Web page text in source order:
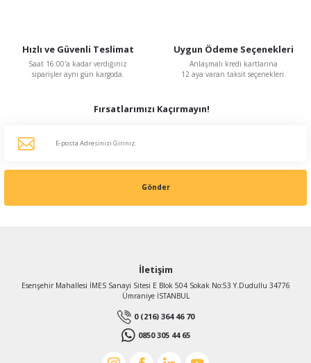
Hızlı ve Güvenli Teslimat
Saat 16:00'a kadar verdiğiniz
siparişler aynı gün kargoda.
Uygun Ödeme Seçenekleri
Anlaşmalı kredi kartlarına
12 aya varan taksit seçenekleri.
Fırsatlarımızı Kaçırmayın!
Gönder
İletişim
Esenşehir Mahallesi İMES Sanayi Sitesi E Blok 504 Sokak No:53 Y.Dudullu 34776
Ümraniye İSTANBUL
0 (216) 364 46 70
0850 305 44 65